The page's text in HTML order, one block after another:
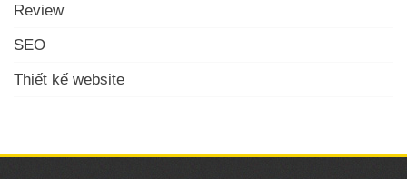
Review
SEO
Thiết kế website